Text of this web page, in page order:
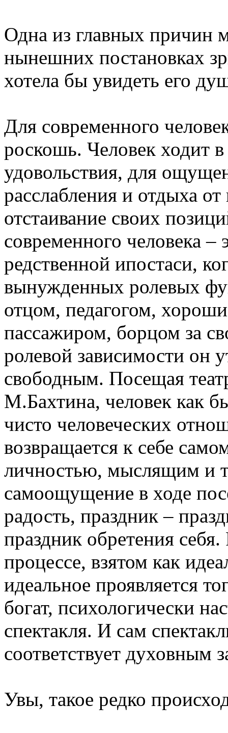
Одна из главных причин
нынешних постановках
хотела бы увидеть его
Для современного
роскошь. Чело­век ходит
удовольствия, для
расслабления и отдыха
отстаивание своих
современного человека –
редственной ипостаси,
вынужденных роле­вых
отцом, педагогом,
пассажиром, борцом за
ролевой зави­си­мости он
свободным. Посещая
М.Бахтина, человек как
чисто челове­ческих
возвращается к себе
личностью, мыслящим и
самоощущение в ходе
радость, праздник –
праздник обретения себя.
процессе, взятом как
идеальное проявляется
богат, психологически
спектакля. И сам
соответствует духовным
Увы, такое редко